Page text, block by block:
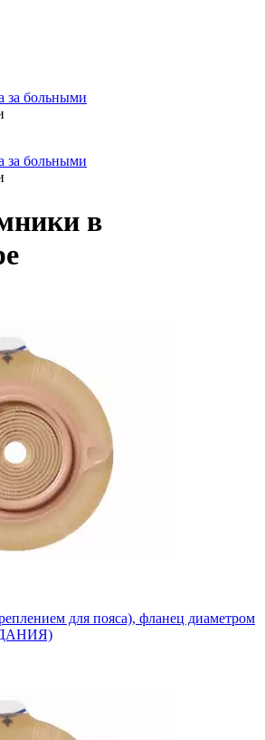
за больными
за больными
в
для пояса), фланец диаметром